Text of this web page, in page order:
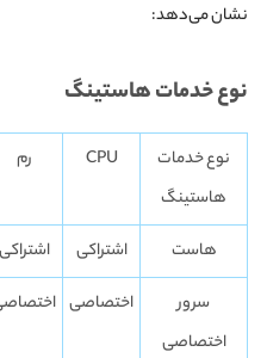
نشان می‌دهد:
نوع خدمات هاستینگ
نوع خدمات
هاستینگ
CPU رم
هاست
اشتراکی اشتراکی
سرور
اختصاصی
اختصاصی